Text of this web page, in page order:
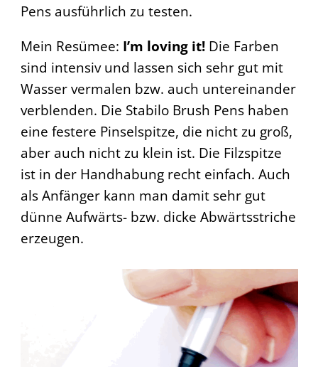
Pens ausführlich zu testen.
Mein Resümee: I’m loving it!Die Farben
sind intensiv und lassen sich sehr gut mit
Wasser vermalen bzw. auch untereinander
verblenden. Die Stabilo Brush Pens haben
eine festere Pinselspitze, die nicht zu groß,
aber auch nicht zu klein ist. Die Filzspitze
ist in der Handhabung recht einfach. Auch
als Anfänger kann man damit sehr gut
dünne Aufwärts- bzw. dicke Abwärtsstriche
erzeugen.